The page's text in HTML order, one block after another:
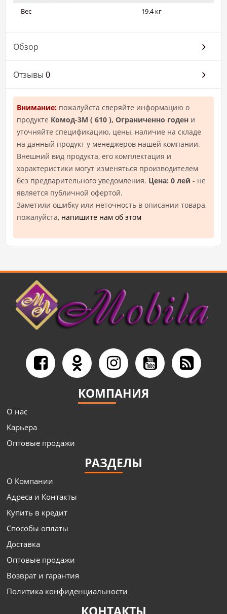
Вес
19.4 кг
Обзор
Отзывы 0
Внимание: пожалуйста сверяйте информацию о
продукте Комод-3М ( 610 ), Ограниченно годен и
уточняйте спецификацию, цены, наличие на складе
на данный продукт у менеджеров нашей компании.
Внешний вид продукта, его комплектация и
характеристики могут изменяться производителем
без предварительного уведомления. Цена: 0 лей - не
является публичной офертой.
Заметили ошибку или неточность в описании товара,
пожалуйста, напишите нам об этом
КОМПАНИЯ
О нас
Карьера
Оптовые продажи
РАЗДЕЛЫ
О Компании
Адреса и Контакты
Купить в кредит
Способы оплаты
Доставка
Оптовые продажи
Возврат и гарантия
Политика конфиденциальности